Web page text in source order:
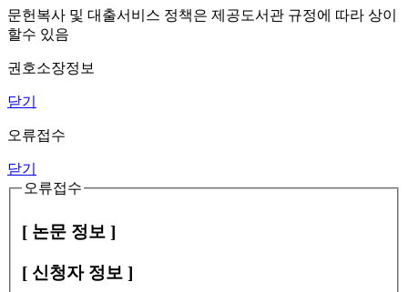
문헌복사 및 대출서비스 정책은 제공도서관 규정에 따라 상이
할수 있음
권호소장정보
닫기
오류접수
닫기
오류접수
[ 논문 정보 ]
[ 신청자 정보 ]